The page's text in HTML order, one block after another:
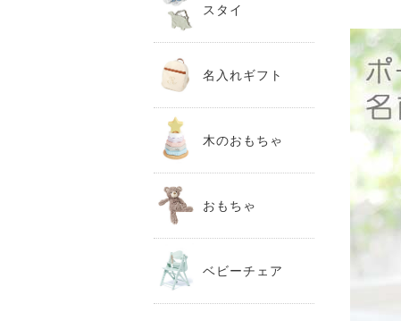
スタイ
名入れギフト
木のおもちゃ
おもちゃ
ベビーチェア